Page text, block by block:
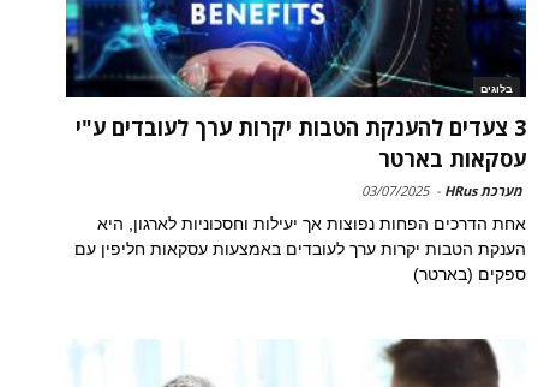
בלוגים
3 צעדים להענקת הטבות יקרות ערך לעובדים ע"י
עסקאות בארטר
מערכת HRus -
03/07/2025
אחת הדרכים הפחות נפוצות אך יעילות וחסכוניות לארגון, היא
הענקת הטבות יקרות ערך לעובדים באמצעות עסקאות חליפין עם
ספקים (בארטר)